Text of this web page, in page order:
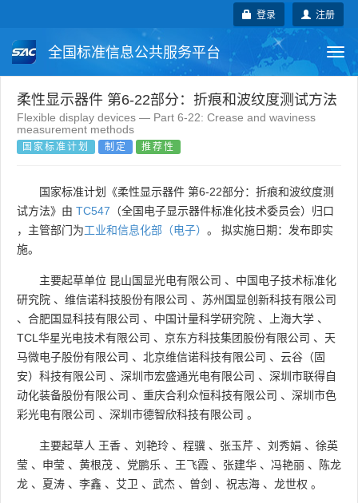
注册
登录
全国标准信息公共服务平台
国家标准 行业标准 地方标准
团体标准
柔性显示器件 第6-22部分：折痕和波纹度测试方法
Flexible display devices — Part 6-22: Crease and waviness
measurement methods
国家标准计划 制定 推荐性
国家标准计划《柔性显示器件 第6-22部分：折痕和波纹度测
试方法》由 TC547 （全国电子显示器件标准化技术委员会）归口
，主管部门为工业和信息化部（电子） 。 拟实施日期：发布即实
施。
主要起草单位 昆山国显光电有限公司 、 中国电子技术标准化
研究院 、 维信诺科技股份有限公司 、 苏州国显创新科技有限公司
、 合肥国显科技有限公司 、 中国计量科学研究院 、 上海大学 、
TCL华星光电技术有限公司 、 京东方科技集团股份有限公司 、 天
马微电子股份有限公司 、 北京维信诺科技有限公司 、 云谷（固
安）科技有限公司 、 深圳市宏盛通光电有限公司 、 深圳市联得自
动化装备股份有限公司 、 重庆合利众恒科技有限公司 、 深圳市色
彩光电有限公司 、 深圳市德智欣科技有限公司 。
主要起草人 王香 、 刘艳玲 、 程骥 、 张玉芹 、 刘秀娟 、 徐英
莹 、 申莹 、 黄根茂 、 党鹏乐 、 王飞霞 、 张建华 、 冯艳丽 、
陈龙
龙 、 夏涛 、 李鑫 、 艾卫 、 武杰 、 曾剑 、 祝志海 、 龙世权 。